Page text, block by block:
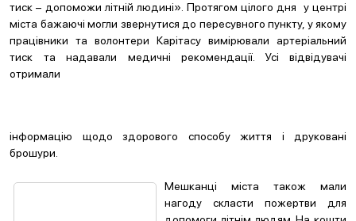
тиск – допоможи літній людині». Протягом цілого дня у центрі
міста бажаючі могли звернутися до пересувного пункту, у якому
працівники та волонтери Карітасу вимірювали артеріальний
тиск та надавали медичні рекомендації. Усі відвідувачі
отримали
інформацію щодо здорового способу життя і друковані
брошури.
Мешканці міста також мали
нагоду скласти пожертви для